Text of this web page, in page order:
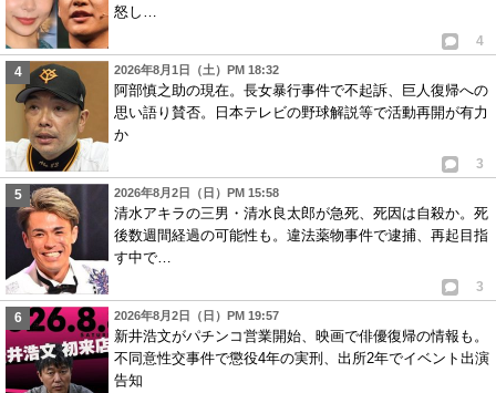
怒し…
4
2026年8月1日（土）PM 18:32
阿部慎之助の現在。長女暴行事件で不起訴、巨人復帰への
思い語り賛否。日本テレビの野球解説等で活動再開が有力
か
3
2026年8月2日（日）PM 15:58
清水アキラの三男・清水良太郎が急死、死因は自殺か。死
後数週間経過の可能性も。違法薬物事件で逮捕、再起目指
す中で…
3
2026年8月2日（日）PM 19:57
新井浩文がパチンコ営業開始、映画で俳優復帰の情報も。
不同意性交事件で懲役4年の実刑、出所2年でイベント出演
告知